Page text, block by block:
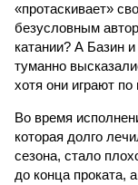
«протаскивает»
безусловным
катании? А Базин
туманно
хотя они играют
Во время
которая долго
сезона, стало
до конца проката,